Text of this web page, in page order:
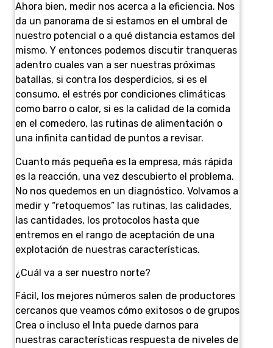
Ahora bien, medir nos acerca a la eficiencia. Nos
da un panorama de si estamos en el umbral de
nuestro potencial o a qué distancia estamos del
mismo. Y entonces podemos discutir tranqueras
adentro cuales van a ser nuestras próximas
batallas, si contra los desperdicios, si es el
consumo, el estrés por condiciones climáticas
como barro o calor, si es la calidad de la comida
en el comedero, las rutinas de alimentación o
una infinita cantidad de puntos a revisar.
Cuanto más pequeña es la empresa, más rápida
es la reacción, una vez descubierto el problema.
No nos quedemos en un diagnóstico. Volvamos a
medir y “retoquemos” las rutinas, las calidades,
las cantidades, los protocolos hasta que
entremos en el rango de aceptación de una
explotación de nuestras características.
¿Cuál va a ser nuestro norte?
Fácil, los mejores números salen de productores
cercanos que veamos cómo exitosos o de grupos
Crea o incluso el Inta puede darnos para
nuestras características respuesta de niveles de